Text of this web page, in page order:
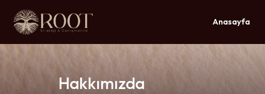
Anasayfa
Hakkımızda